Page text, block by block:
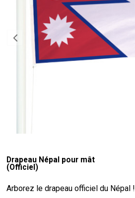
Drapeau Népal pour mât
(Officiel)
Arborez le drapeau officiel du Népal !